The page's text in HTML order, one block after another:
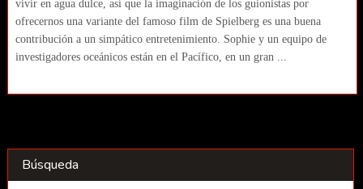
vivir en agua dulce, así que la imaginación de los guionistas por
ofrecernos una variante del famoso film de Spielberg es una buena
contribución a un simpático entretenimiento. Sophie y un equipo de
investigadores oceánicos están en el Pacífico, en un gran ...
Búsqueda